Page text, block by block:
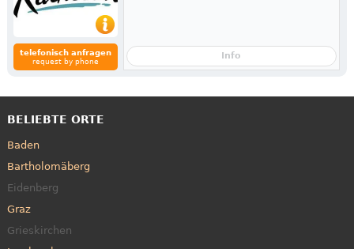
telefonisch anfragen
request by phone
Info
BELIEBTE ORTE
Baden
Bartholomäberg
Eidenberg
Graz
Grieskirchen